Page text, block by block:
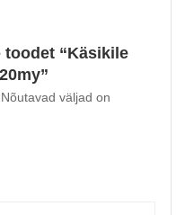
toodet “Käsikile
Nõutavad väljad on